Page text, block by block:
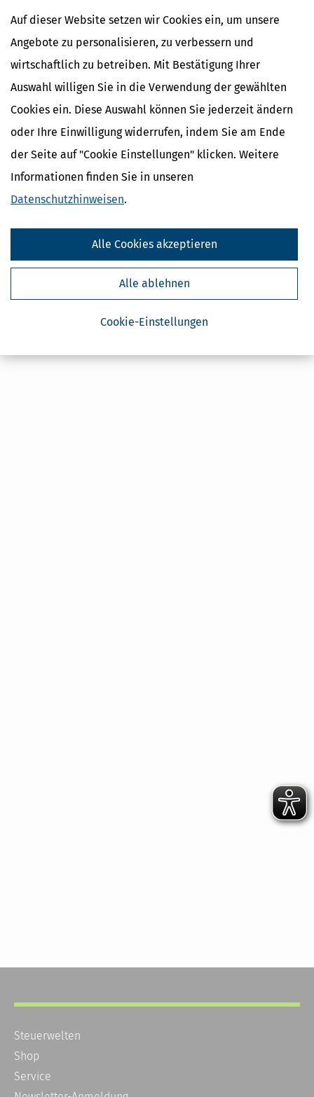
Auf dieser Website setzen wir Cookies ein, um unsere
Angebote zu personalisieren, zu verbessern und
wirtschaftlich zu betreiben. Mit Bestätigung Ihrer
Auswahl willigen Sie in die Verwendung der gewählten
Cookies ein. Diese Auswahl können Sie jederzeit ändern
oder Ihre Einwilligung widerrufen, indem Sie am Ende
der Seite auf "Cookie Einstellungen" klicken. Weitere
Informationen finden Sie in unseren
Datenschutzhinweisen.
Cookie-Einstellungen
Alle ablehnen
Alle Cookies akzeptieren
Kostenlose Steuertipps & News
Steuertipps
Geldtipps
Ja, ich möchte die kostenlosen Newsletter
Datenschutzhinweisehabe ich gelesen.
Meine Einwilligung kann ich jederzeit durch
Steuerwelten
Shop
Service